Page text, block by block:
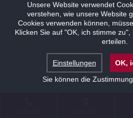
Unsere Website verwendet
verstehen, wie unsere Website
Cookies verwenden können,
Klicken Sie auf "OK, ich stimme
erteilen.
Einstellungen
OK,
Sie können die